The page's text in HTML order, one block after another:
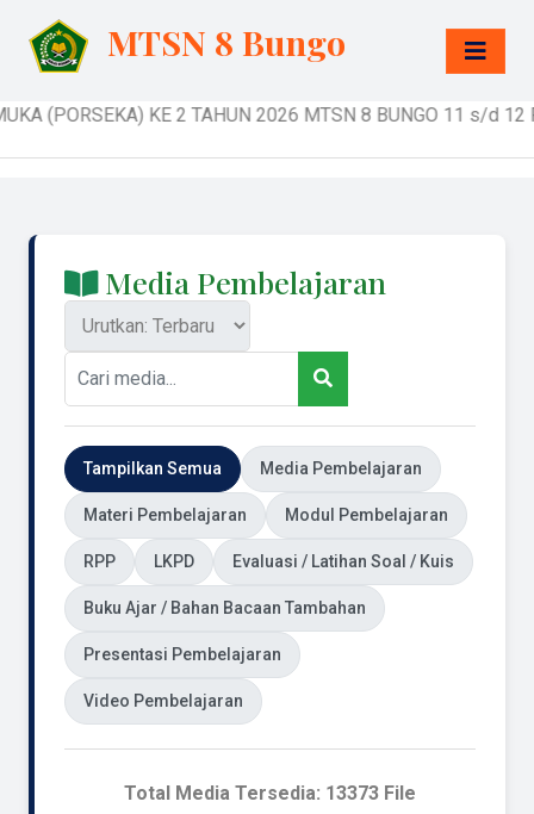
MTSN 8 Bungo
KE 2 TAHUN 2026 MTSN 8 BUNGO 11 s/d 12
Media Pembelajaran
Tampilkan Semua Media Pembelajaran
Materi Pembelajaran Modul Pembelajaran
RPP LKPD Evaluasi / Latihan Soal / Kuis
Buku Ajar / Bahan Bacaan Tambahan
Presentasi Pembelajaran
Video Pembelajaran
Total Media Tersedia: 13373 File